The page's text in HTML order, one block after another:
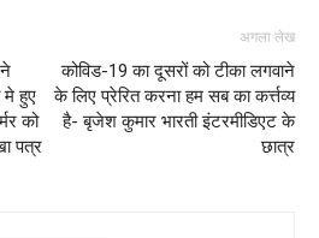
मे हुए
को
पत्र
अगला लेख
कोविड-19 का दूसरों को टीका लगवाने
के लिए प्रेरित करना हम सब का कर्त्तव्य
है- बृजेश कुमार भारती इंटरमीडिएट के
छात्र